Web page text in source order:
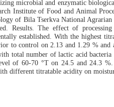
microbial and enzymatic
Institute of Food and Animal
of Bila Tserkva National
Results. The effect of
established. With the highest
to control on 2.13 and 1.29 %
total number of lactic acid
of 60-70 °T on 24.5 and 24.3 %.
different titratable acidity on